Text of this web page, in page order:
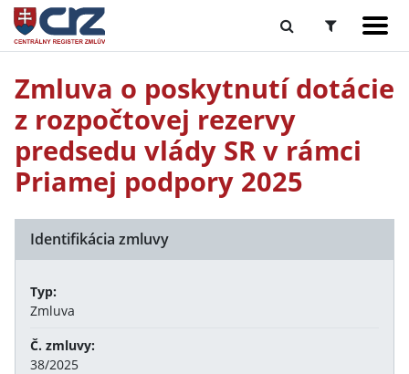
Zmluva o poskytnutí dotácie
z rozpočtovej rezervy
predsedu vlády SR v rámci
Priamej podpory 2025
Identifikácia zmluvy
Typ:
Zmluva
Č. zmluvy:
38/2025